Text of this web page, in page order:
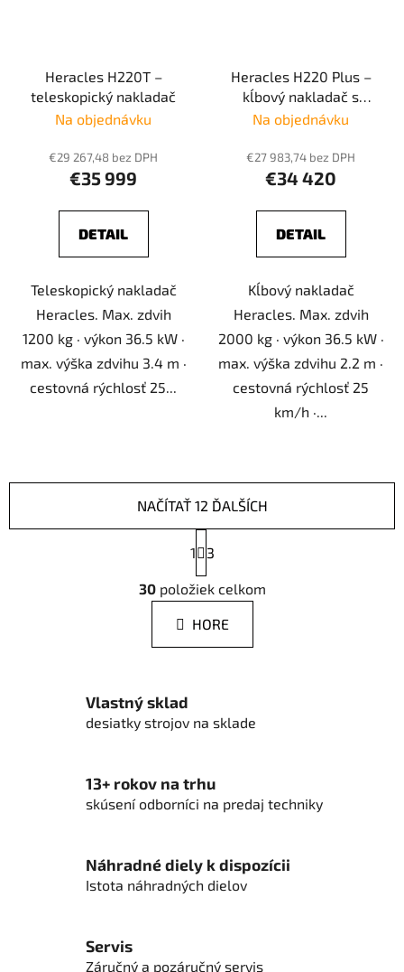
Heracles H220T –
teleskopický nakladač
Na objednávku
€29 267,48 bez DPH
€35 999
DETAIL
Teleskopický nakladač
Heracles. Max. zdvih
1200 kg · výkon 36.5 kW ·
max. výška zdvihu 3.4 m ·
cestovná rýchlosť 25...
Heracles H220 Plus –
kĺbový nakladač s
kabínou
Na objednávku
€27 983,74 bez DPH
€34 420
DETAIL
Kĺbový nakladač
Heracles. Max. zdvih
2000 kg · výkon 36.5 kW ·
max. výška zdvihu 2.2 m ·
cestovná rýchlosť 25
km/h ·...
O
v
l
á
d
e
v
k
ý
p
NAČÍTAŤ 12 ĎALŠÍCH
S
t
r
á
n
k
e
1 3
30položiek celkom
HORE
Vlastný sklad
desiatky strojov na sklade
13+ rokov na trhu
skúsení odborníci na predaj techniky
Náhradné diely k dispozícii
Istota náhradných dielov
Servis
Záručný a pozáručný servis